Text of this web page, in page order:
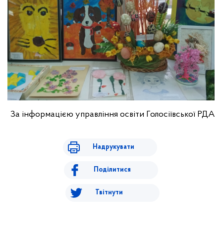
За інформацією управління освіти Голосіївської РДА
Надрукувати
Поділитися
Твітнути